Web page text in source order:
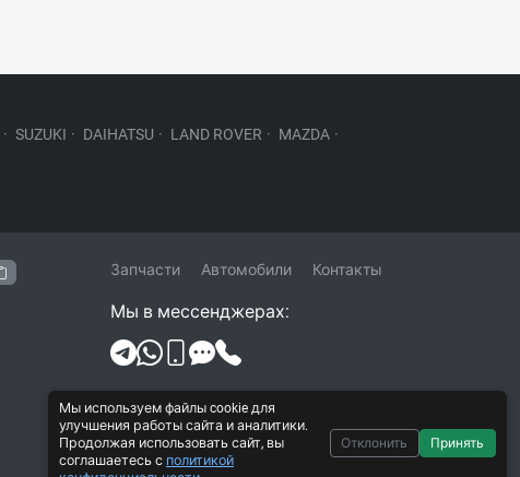
· SUZUKI · DAIHATSU · LAND ROVER · MAZDA ·
Запчасти Автомобили Контакты
Мы в мессенджерах:
Политика конфиденциальности и
обработки персональных данных
Согласие на обработку персональных
данных
Мы используем файлы cookie для
улучшения работы сайта и аналитики.
Продолжая использовать сайт, вы
соглашаетесь с политикой
Отклонить Принять